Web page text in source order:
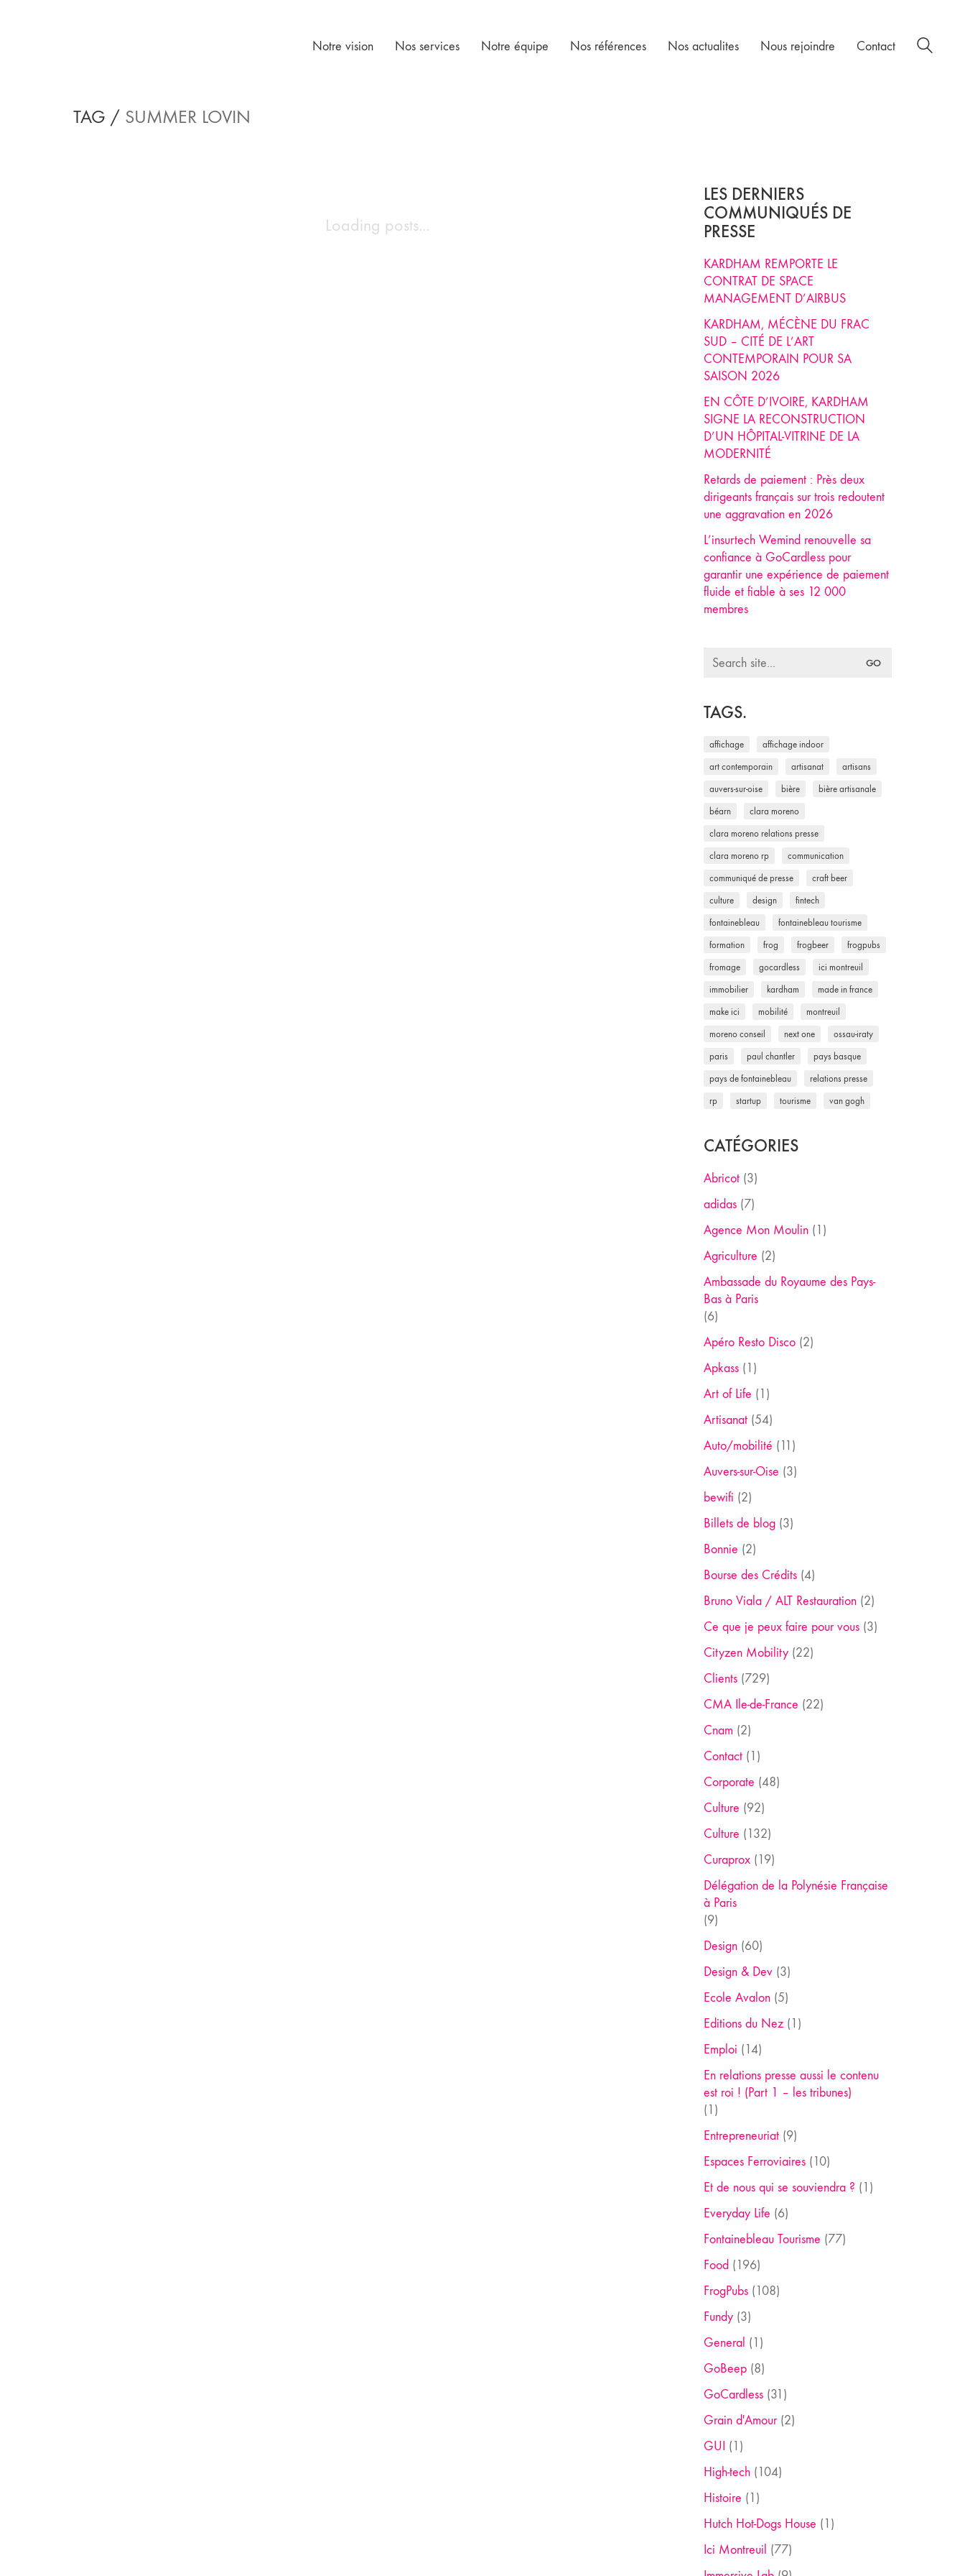
Notre vision Nos services Notre équipe Nos références Nos actualites Nous rejoindre Contact
TAG / SUMMER LOVIN
Loading posts...
LES DERNIERS
COMMUNIQUÉS DE
PRESSE
KARDHAM REMPORTE LE
CONTRAT DE SPACE
MANAGEMENT D’AIRBUS
KARDHAM, MÉCÈNE DU FRAC
SUD – CITÉ DE L’ART
CONTEMPORAIN POUR SA
SAISON 2026
EN CÔTE D’IVOIRE, KARDHAM
SIGNE LA RECONSTRUCTION
D’UN HÔPITAL-VITRINE DE LA
MODERNITÉ
Retards de paiement : Près deux
dirigeants français sur trois redoutent
une aggravation en 2026
L’insurtech Wemind renouvelle sa
confiance à GoCardless pour
garantir une expérience de paiement
fluide et fiable à ses 12 000
membres
Search
TAGS.
affichage affichage indoor
art contemporain artisanat artisans
auvers-sur-oise bière bière artisanale
béarn clara moreno
clara moreno relations presse
clara moreno rp communication
communiqué de presse craft beer
culture design fintech
fontainebleau fontainebleau tourisme
formation frog frogbeer frogpubs
fromage gocardless ici montreuil
immobilier kardham made in france
make ici mobilité montreuil
moreno conseil next one ossau-iraty
paris paul chantler pays basque
pays de fontainebleau relations presse
rp startup tourisme van gogh
CATÉGORIES
Abricot(3)
adidas(7)
Agence Mon Moulin(1)
Agriculture (2)
Ambassade du Royaume des Pays-
Bas à Paris
(6)
Apéro Resto Disco(2)
Apkass(1)
Art of Life (1)
Artisanat(54)
Auto/mobilité (11)
Auvers-sur-Oise (3)
bewifi (2)
Billets de blog(3)
Bonnie (2)
Bourse des Crédits(4)
Bruno Viala / ALT Restauration(2)
Ce que je peux faire pour vous(3)
Cityzen Mobility(22)
Clients(729)
CMA Ile-de-France (22)
Cnam (2)
Contact(1)
Corporate (48)
Culture (92)
Culture (132)
Curaprox(19)
Délégation de la Polynésie Française
à Paris
(9)
Design(60)
Design & Dev(3)
Ecole Avalon(5)
Editions du Nez(1)
Emploi (14)
En relations presse aussi le contenu
est roi ! (Part 1 – les tribunes)
(1)
Entrepreneuriat(9)
Espaces Ferroviaires(10)
Et de nous qui se souviendra ? (1)
Everyday Life (6)
Fontainebleau Tourisme (77)
Food (196)
FrogPubs(108)
Fundy(3)
General (1)
GoBeep(8)
GoCardless(31)
Grain d'Amour(2)
GUI (1)
High-tech(104)
Histoire (1)
Hutch Hot-Dogs House (1)
Ici Montreuil (77)